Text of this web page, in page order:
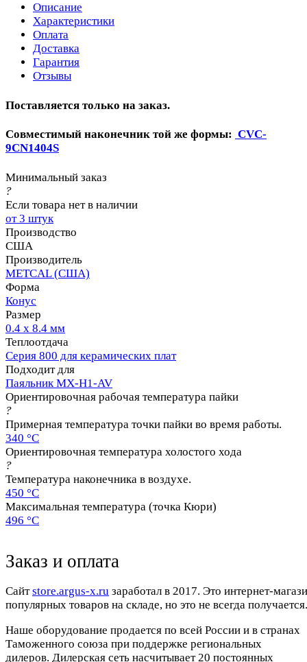
Описание
Характеристики
Оплата
Доставка
Гарантия
Отзывы
Поставляется только на заказ.
Совместимый наконечник той же формы: CVC-
9CN1404S
Минимальный заказ
?
Если товара нет в наличии
от 3 штук
Производство
США
Производитель
METCAL (США)
Форма
Конус
Размер
0.4 х 8.4 мм
Теплоотдача
Серия 800 для керамических плат
Подходит для
Паяльник MX-H1-AV
Ориентировочная рабочая температура пайки
?
Примерная температура точки пайки во время работы.
340 °C
Ориентировочная температура холостого хода
?
Температура наконечника в воздухе.
450 °C
Максимальная температура (точка Кюри)
496 °C
Заказ и оплата
Cайтstore.argus-x.ru заработал в 2017. Это интернет-
популярных товаров на складе, но это не всегда
Наше оборудование продается по всей России и в странах
Таможенного союза при поддержке региональных
дилеров. Дилерская сеть насчитывает 20 постоянных